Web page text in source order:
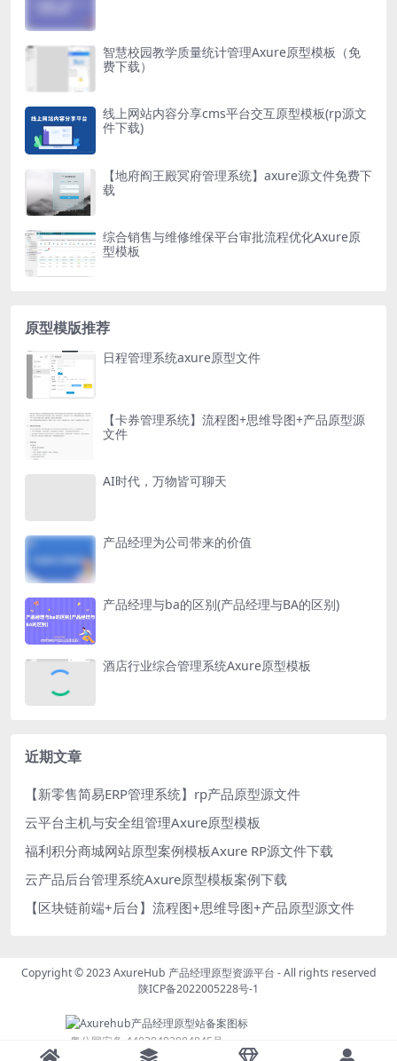
智慧校园教学质量统计管理Axure原型模板（免
费下载）
线上网站内容分享cms平台交互原型模板(rp源文
件下载)
【地府阎王殿冥府管理系统】axure源文件免费下
载
综合销售与维修维保平台审批流程优化Axure原
型模板
原型模版推荐
日程管理系统axure原型文件
【卡券管理系统】流程图+思维导图+产品原型源
文件
AI时代，万物皆可聊天
产品经理为公司带来的价值
产品经理与ba的区别(产品经理与BA的区别)
酒店行业综合管理系统Axure原型模板
近期文章
【新零售简易ERP管理系统】rp产品原型源文件
云平台主机与安全组管理Axure原型模板
福利积分商城网站原型案例模板Axure RP源文件下载
云产品后台管理系统Axure原型模板案例下载
【区块链前端+后台】流程图+思维导图+产品原型源文件
Copyright © 2023AxureHub 产品经理原型资源平台 - All rights reserved
陕ICP备2022005228号-1
粤公网安备 44030402004845号